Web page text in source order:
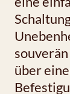
über